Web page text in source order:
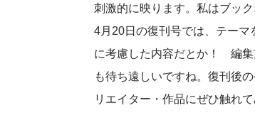
刺激的に映ります。私はブッ
4月20日の復刊号では、テー
に考慮した内容だとか！ 編集
も待ち遠しいですね。復刊後
リエイター・作品にぜひ触れて